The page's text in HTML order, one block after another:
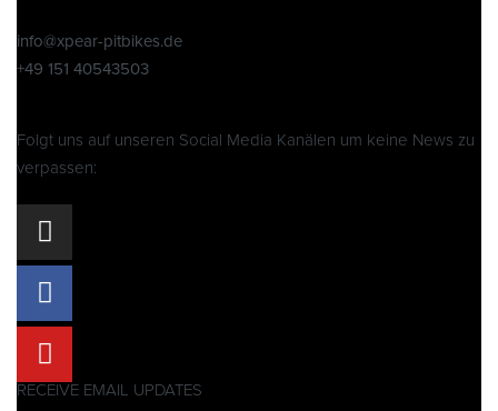
info@xpear-pitbikes.de
+49 151 40543503
Folgt uns auf unseren Social Media Kanälen um keine News zu
verpassen:
RECEIVE EMAIL UPDATES